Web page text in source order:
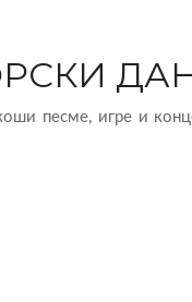
песме, игре и